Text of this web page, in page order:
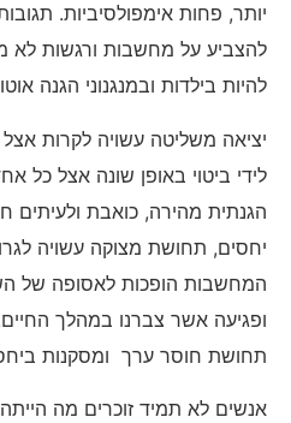
יותר, פחות אימפולסיביות.
להצביע על מחשבות ורגשות לא
להיות בילדות ובמנגנוני הגנה
יציאה משליטה עשויה לקרות
לידי ביטוי באופן שונה אצל כל
הגנתית מהירה, כואבת
יחסים, תחושת מצוקה עשויה
המחשבות הופכות לאסופה של
ופגיעה אשר צברנו במהלך
תחושת חוסר ערך ומסקנות
אנשים לא תמיד זוכרים מה